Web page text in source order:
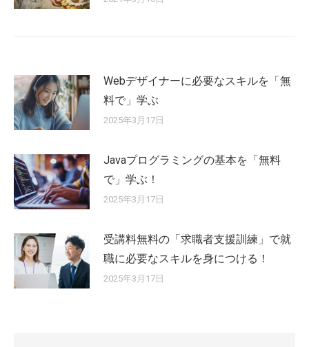
Webデザイナーに必要なスキルを「無
料で」学ぶ
2025年3月17日
Javaプログラミングの基本を「無料
で」学ぶ！
2025年3月17日
受講料無料の「求職者支援訓練」で就
職に必要なスキルを身につける！
2025年3月17日